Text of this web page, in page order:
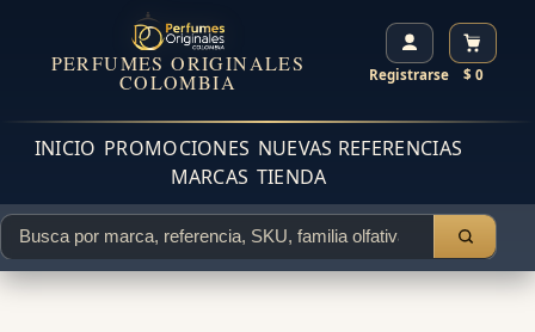
PERFUMES ORIGINALES
COLOMBIA Registrarse $ 0
INICIO PROMOCIONES NUEVAS REFERENCIAS
MARCAS TIENDA